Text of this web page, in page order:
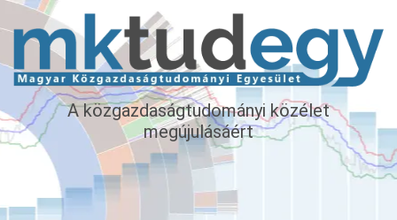
A közgazdaságtudományi közélet
megújulásáért